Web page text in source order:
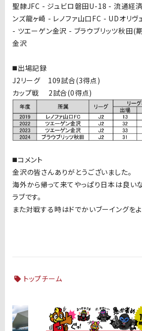
聖隷JFC - ジュビロ磐田U-18 - 流通経
ンズ龍ヶ崎 - レノファ山口FC - UDオリヴ
- ツエーゲン金沢 - ブラウブリッツ秋田(
金沢
◼️出場記録
J2リーグ 109試合(3得点)
カップ戦 2試合(0得点)
◼️コメント
金沢の皆さんありがとうございました。
海外から帰って来てやっぱり日本は良い
ラブです。
また対戦する時はドでかいブーイングをよ
トップチーム